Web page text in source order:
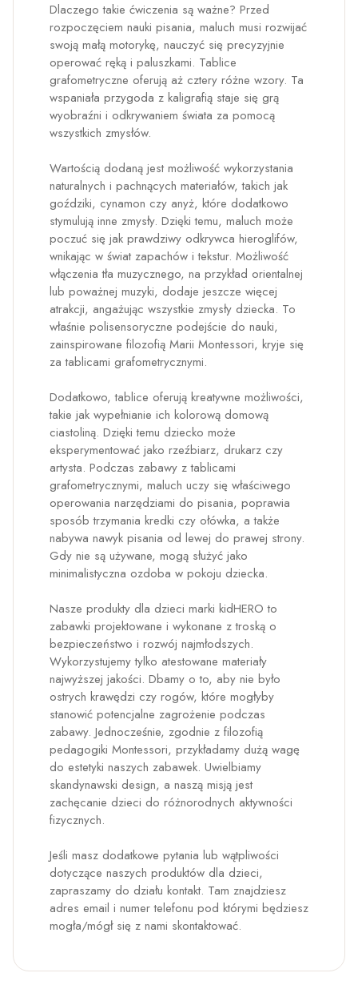
Dlaczego takie ćwiczenia są ważne? Przed
rozpoczęciem nauki pisania, maluch musi rozwijać
swoją małą motorykę, nauczyć się precyzyjnie
operować ręką i paluszkami. Tablice
grafometryczne oferują aż cztery różne wzory. Ta
wspaniała przygoda z kaligrafią staje się grą
wyobraźni i odkrywaniem świata za pomocą
wszystkich zmysłów.
Wartością dodaną jest możliwość wykorzystania
naturalnych i pachnących materiałów, takich jak
goździki, cynamon czy anyż, które dodatkowo
stymulują inne zmysły. Dzięki temu, maluch może
poczuć się jak prawdziwy odkrywca hieroglifów,
wnikając w świat zapachów i tekstur. Możliwość
włączenia tła muzycznego, na przykład orientalnej
lub poważnej muzyki, dodaje jeszcze więcej
atrakcji, angażując wszystkie zmysły dziecka. To
właśnie polisensoryczne podejście do nauki,
zainspirowane filozofią Marii Montessori, kryje się
za tablicami grafometrycznymi.
Dodatkowo, tablice oferują kreatywne możliwości,
takie jak wypełnianie ich kolorową domową
ciastoliną. Dzięki temu dziecko może
eksperymentować jako rzeźbiarz, drukarz czy
artysta. Podczas zabawy z tablicami
grafometrycznymi, maluch uczy się właściwego
operowania narzędziami do pisania, poprawia
sposób trzymania kredki czy ołówka, a także
nabywa nawyk pisania od lewej do prawej strony.
Gdy nie są używane, mogą służyć jako
minimalistyczna ozdoba w pokoju dziecka.
Nasze produkty dla dzieci marki kidHERO to
zabawki projektowane i wykonane z troską o
bezpieczeństwo i rozwój najmłodszych.
Wykorzystujemy tylko atestowane materiały
najwyższej jakości. Dbamy o to, aby nie było
ostrych krawędzi czy rogów, które mogłyby
stanowić potencjalne zagrożenie podczas
zabawy. Jednocześnie, zgodnie z filozofią
pedagogiki Montessori, przykładamy dużą wagę
do estetyki naszych zabawek. Uwielbiamy
skandynawski design, a naszą misją jest
zachęcanie dzieci do różnorodnych aktywności
fizycznych.
Jeśli masz dodatkowe pytania lub wątpliwości
dotyczące naszych produktów dla dzieci,
zapraszamy do działu kontakt. Tam znajdziesz
adres email i numer telefonu pod którymi będziesz
mogła/mógł się z nami skontaktować.